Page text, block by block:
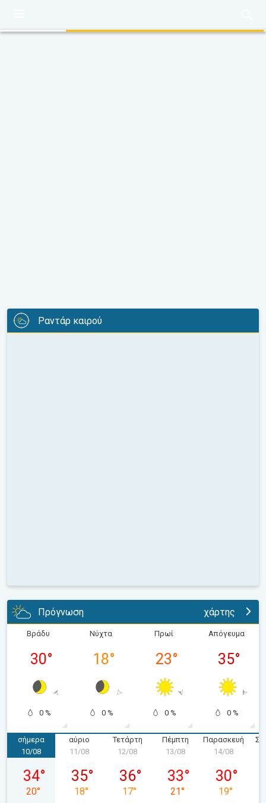
Ραντάρ καιρού
Πρόγνωση χάρτης
Βράδυ
30°
0 %
Νύχτα
18°
0 %
Πρωί
23°
0 %
Απόγευμα
35°
0 %
σήμερα
Δευτέρα 10/08
10/08
34°
20°
αύριο
11/08
35°
18°
Τετάρτη
Τετάρτη 12/08
12/08
36°
17°
Πέμπτη
Πέμπτη 13/08
13/08
33°
21°
Παρασκευή
14/08
30°
19°